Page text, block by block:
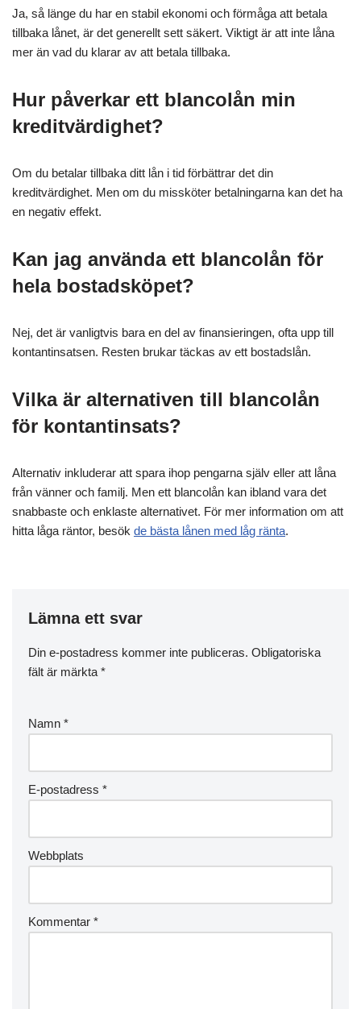
Ja, så länge du har en stabil ekonomi och förmåga att betala
tillbaka lånet, är det generellt sett säkert. Viktigt är att inte låna
mer än vad du klarar av att betala tillbaka.
Hur påverkar ett blancolån min
kreditvärdighet?
Om du betalar tillbaka ditt lån i tid förbättrar det din
kreditvärdighet. Men om du missköter betalningarna kan det ha
en negativ effekt.
Kan jag använda ett blancolån för
hela bostadsköpet?
Nej, det är vanligtvis bara en del av finansieringen, ofta upp till
kontantinsatsen. Resten brukar täckas av ett bostadslån.
Vilka är alternativen till blancolån
för kontantinsats?
Alternativ inkluderar att spara ihop pengarna själv eller att låna
från vänner och familj. Men ett blancolån kan ibland vara det
snabbaste och enklaste alternativet. För mer information om att
hitta låga räntor, besök de bästa lånen med låg ränta.
Lämna ett svar
Din e-postadress kommer inte publiceras. Obligatoriska
fält är märkta *
Namn *
E-postadress *
Webbplats
Kommentar *